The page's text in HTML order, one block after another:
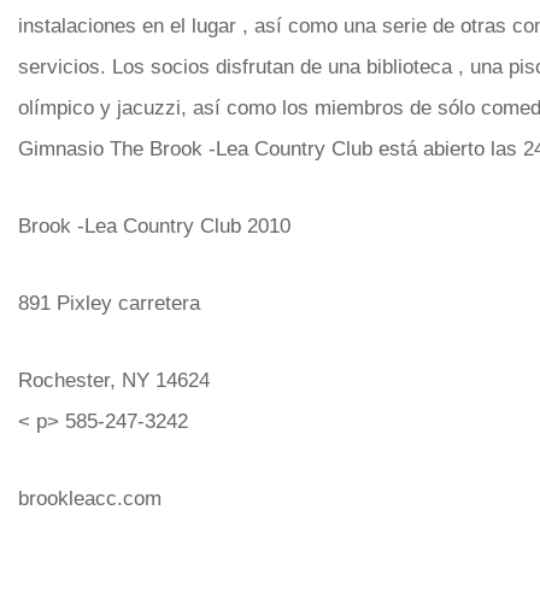
instalaciones en el lugar , así como una serie de otras
servicios. Los socios disfrutan de una biblioteca , una
olímpico y jacuzzi, así como los miembros de sólo
Gimnasio The Brook -Lea Country Club está abierto las
Brook -Lea Country Club 2010
891 Pixley carretera
Rochester, NY 14624
< p> 585-247-3242
brookleacc.com